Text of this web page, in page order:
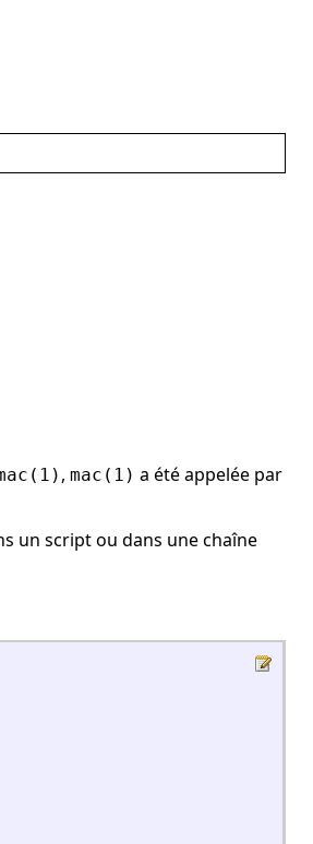
, mac(1) a été appelée par
un script ou dans une chaîne